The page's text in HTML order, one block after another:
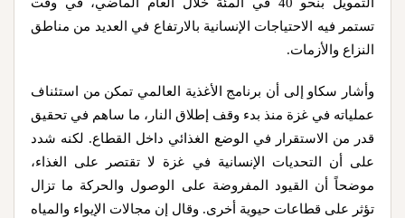
تستمر فيه الاحتياجات الإنسانية بالارتفاع في العديد من مناطق
النزاع والأزمات.
وأشار سكاو إلى أن برنامج الأغذية العالمي تمكن من استئناف
عملياته في غزة منذ بدء وقف إطلاق النار، ما ساهم في تحقيق
قدر من الاستقرار في الوضع الغذائي داخل القطاع. لكنه شدد
على أن التحديات الإنسانية في غزة لا تقتصر على الغذاء،
موضحاً أن القيود المفروضة على الوصول والحركة ما تزال
تؤثر على قطاعات حيوية أخرى. وقال إن مجالات الإيواء والمياه